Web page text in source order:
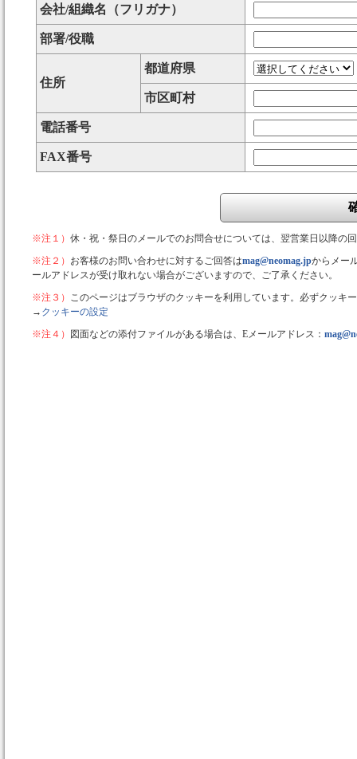
会社/組織名（フリガナ）
部署/役職
住所
都道府県
市区町村
電話番号
FAX番号
※注１） 休・祝・祭日のメールでのお問合せについては、翌営業日以降の
※注２） お客様のお問い合わせに対するご回答はmag@neomag.jpからメー
ールアドレスが受け取れない場合がございますので、ご了承ください。
※注３） このページはブラウザのクッキーを利用しています。必ずクッキ
→ クッキーの設定
※注４）
図面などの添付ファイルがある場合は、Eメールアドレス：